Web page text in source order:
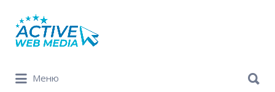
Search
for:
Меню
for: